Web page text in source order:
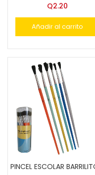
Q2.20
Añadir al carrito